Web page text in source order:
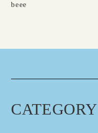
beee
CATEGORY